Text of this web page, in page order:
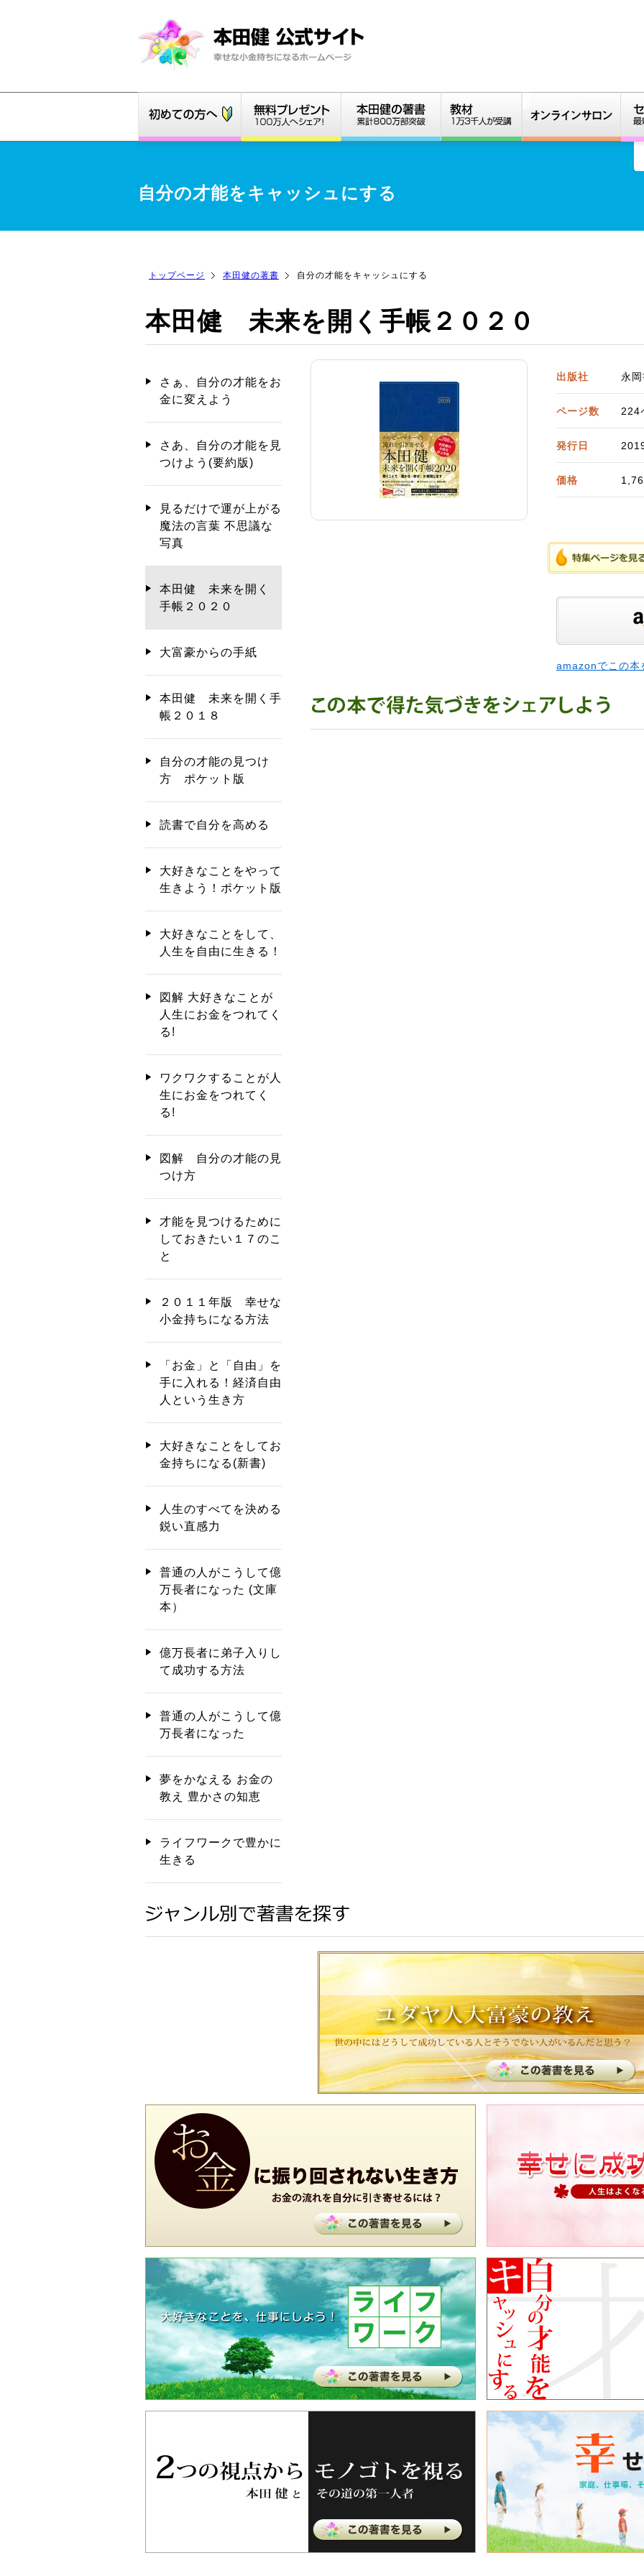
自分の才能をキャッシュにする
トップページ 本田健の著書 自分の才能をキャッシュにする
本田健 未来を開く手帳２０２０
出版社 永
ページ数 224
発行日
価格
amazonでこの本
さぁ、自分の才能をお
金に変えよう
さあ、自分の才能を見
つけよう(要約版)
見るだけで運が上がる
魔法の言葉 不思議な
写真
本田健 未来を開く
手帳２０２０
大富豪からの手紙
本田健 未来を開く手
帳２０１８
自分の才能の見つけ
方 ポケット版
読書で自分を高める
大好きなことをやって
生きよう！ポケット版
大好きなことをして、
人生を自由に生きる！
図解 大好きなことが
人生にお金をつれてく
る!
ワクワクすることが人
生にお金をつれてく
る!
図解 自分の才能の見
つけ方
才能を見つけるために
しておきたい１７のこ
と
２０１１年版 幸せな
小金持ちになる方法
「お金」と「自由」を
手に入れる！経済自由
人という生き方
大好きなことをしてお
金持ちになる(新書)
人生のすべてを決める
鋭い直感力
普通の人がこうして億
万長者になった (文庫
本）
億万長者に弟子入りし
て成功する方法
普通の人がこうして億
万長者になった
夢をかなえる お金の
教え 豊かさの知恵
ライフワークで豊かに
生きる